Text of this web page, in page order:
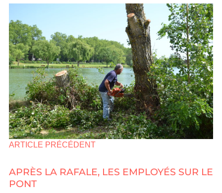
ARTICLE PRÉCÉDENT
APRÈS LA RAFALE, LES EMPLOYÉS SUR LE
PONT